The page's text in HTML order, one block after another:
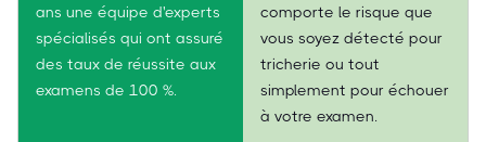
ans une équipe d'experts
spécialisés qui ont assuré
des taux de réussite aux
examens de 100 %.
comporte le risque que
vous soyez détecté pour
tricherie ou tout
simplement pour échouer
à votre examen.